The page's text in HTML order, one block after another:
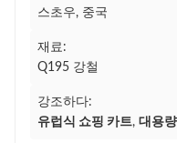
스초우, 중국
재료:
Q195 강철
강조하다:
유럽식 쇼핑 카트, 대용